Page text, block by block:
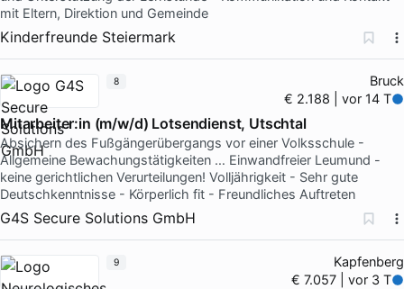
mit Eltern, Direktion und Gemeinde
Kinderfreunde Steiermark
Bruck
€ 2.188 | vor 14 T
Mitarbeiter:in (m/w/d) Lotsendienst, Utschtal
Absichern des Fußgängerübergangs vor einer Volksschule -
Allgemeine Bewachungstätigkeiten … Einwandfreier Leumund -
keine gerichtlichen Verurteilungen! Volljährigkeit - Sehr gute
Deutschkenntnisse - Körperlich fit - Freundliches Auftreten
G4S Secure Solutions GmbH
8
Kapfenberg
€ 7.057 | vor 3 T
9